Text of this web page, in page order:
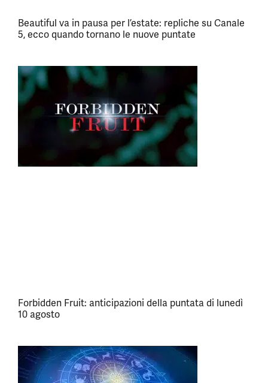
Beautiful va in pausa per l’estate: repliche su Canale
5, ecco quando tornano le nuove puntate
Forbidden Fruit: anticipazioni della puntata di lunedì
10 agosto